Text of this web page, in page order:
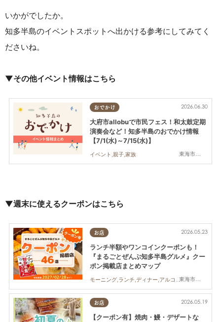
いかがでしたか。
知多半島のイベントスポットへ出かける参考にしてみてく
ださいね。
▼その他イベント情報はこちら
おでかけ
東海市,大府市,知多市,半田市,常滑市
2026.06.30
大府市allobuで市民フェス！和太鼓定期
演奏会など！知多半島のおでかけ情報
【7/1(水)～7/15(水)】
イベント,親子,家族
▼週末に使えるクーポンはこちら
お店
東海市,大府市,知多市,東浦町,半田市,常滑市,武豊町,美浜町,南知多町
2026.05.23
ランチ半額やワンコインクーポンも！
『まるごとぜんぶ知多半島グルメ』クー
ポン掲載店まとめマップ
モーニング,ランチ,ディナー,アルコール,カフェ,スイーツ,専門店,まちネタ,クーポン,親子,夫婦,家族,カップル,おひとりさま,コスパ抜群
お店 2026.05.19
【クーポン有】焼肉・鰻・デザートな